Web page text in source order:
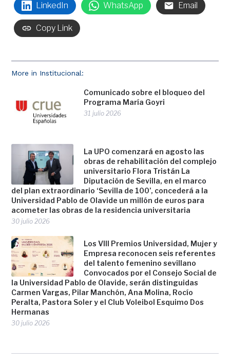
More in Institucional:
Comunicado sobre el bloqueo del
Programa María Goyri
31 julio 2026
La UPO comenzará en agosto las
obras de rehabilitación del complejo
universitario Flora Tristán La
Diputación de Sevilla, en el marco
del plan extraordinario ‘Sevilla de 100’, concederá a la
Universidad Pablo de Olavide un millón de euros para
acometer las obras de la residencia universitaria
30 julio 2026
Los VIII Premios Universidad, Mujer y
Empresa reconocen seis referentes
del talento femenino sevillano
Convocados por el Consejo Social de
la Universidad Pablo de Olavide, serán distinguidas
Carmen Vargas, Pilar Manchón, Ana Molina, Rocío
Peralta, Pastora Soler y el Club Voleibol Esquimo Dos
Hermanas
30 julio 2026
LinkedIn WhatsApp Email
Copy Link